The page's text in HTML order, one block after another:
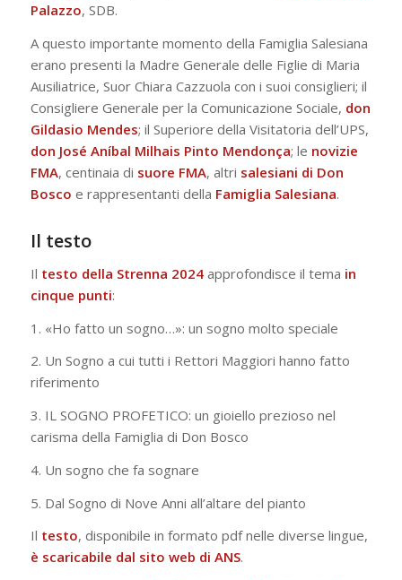
Palazzo, SDB.
A questo importante momento della Famiglia Salesiana
erano presenti la Madre Generale delle Figlie di Maria
Ausiliatrice, Suor Chiara Cazzuola con i suoi consiglieri; il
Consigliere Generale per la Comunicazione Sociale, don
Gildasio Mendes; il Superiore della Visitatoria dell’UPS,
don José Aníbal Milhais Pinto Mendonça; le novizie
FMA, centinaia di suore FMA, altri salesiani di Don
Bosco e rappresentanti della Famiglia Salesiana.
Il testo
Il testo della Strenna 2024approfondisce il tema in
cinque punti:
1. «Ho fatto un sogno…»: un sogno molto speciale
2. Un Sogno a cui tutti i Rettori Maggiori hanno fatto
riferimento
3. IL SOGNO PROFETICO: un gioiello prezioso nel
carisma della Famiglia di Don Bosco
4. Un sogno che fa sognare
5. Dal Sogno di Nove Anni all’altare del pianto
Il testo, disponibile in formato pdf nelle diverse lingue,
è scaricabile dal sito web di ANS.